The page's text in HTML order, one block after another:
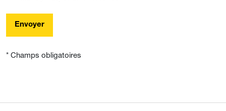
Envoyer
* Champs obligatoires